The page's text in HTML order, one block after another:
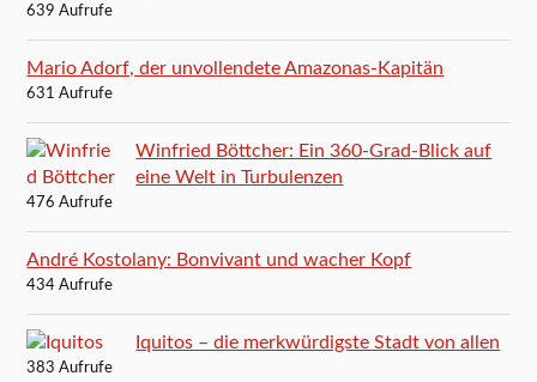
639 Aufrufe
Mario Adorf, der unvollendete Amazonas-Kapitän
631 Aufrufe
Winfried Böttcher: Ein 360-Grad-Blick auf
eine Welt in Turbulenzen
476 Aufrufe
André Kostolany: Bonvivant und wacher Kopf
434 Aufrufe
Iquitos – die merkwürdigste Stadt von allen
383 Aufrufe